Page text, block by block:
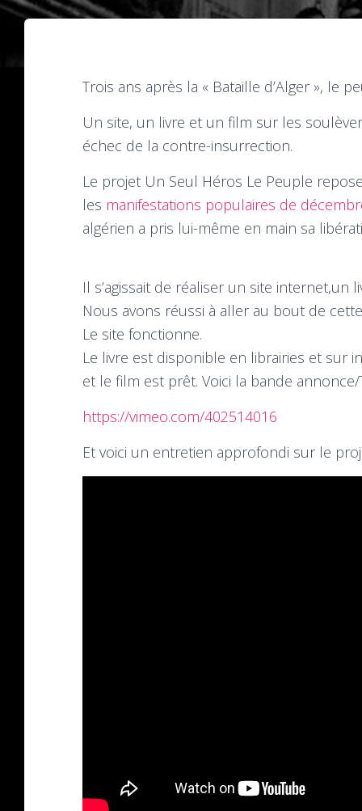
Trois ans après la « Bataille d’Alger », le
Un site, un livre et un film sur les
échec de la contre-insurrection.
Le projet Un Seul Héros Le Peuple
les manifestations populaires de
algérien a pris lui-même en main sa
Il s’agissait de réaliser un site internet,un
Nous avons réussi à aller au bout de
Le site fonctionne.
Le livre est disponible en librairies et sur
et le film est prêt. Voici la bande annonce/
https://vimeo.com/402514016
Et voici un entretien approfondi sur le